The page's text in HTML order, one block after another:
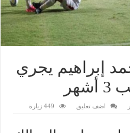
إبراهيم يجري
اضف تعليق 449 زيارة